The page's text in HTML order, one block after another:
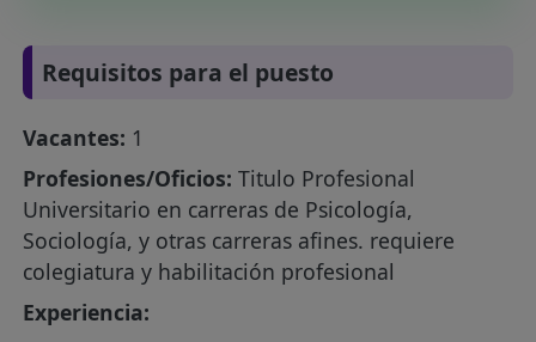
Requisitos para el puesto
Vacantes: 1
Profesiones/Oficios: Titulo Profesional
Universitario en carreras de Psicología,
Sociología, y otras carreras afines. requiere
colegiatura y habilitación profesional
Experiencia: